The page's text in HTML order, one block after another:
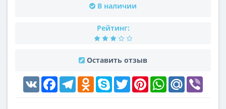
В наличии
Рейтинг:
Оставить отзыв
VK FacebookTelegramOdnoklassniki
Skype Twitter PinterestWhatsAppMail.Ru